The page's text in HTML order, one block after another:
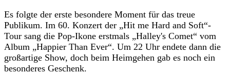
Es folgte der erste besondere Moment für das treue
Publikum. Im 60. Konzert der „Hit me Hard and Soft“-
Tour sang die Pop-Ikone erstmals „Halley's Comet“ vom
Album „Happier Than Ever“. Um 22 Uhr endete dann die
großartige Show, doch beim Heimgehen gab es noch ein
besonderes Geschenk.